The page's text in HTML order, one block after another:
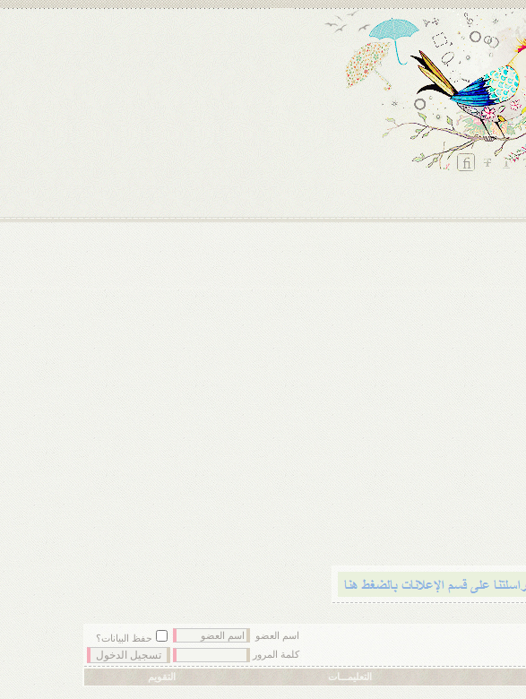
اسم العضو
حفظ البيانات؟
كلمة المرور
التعليمـــات التقويم